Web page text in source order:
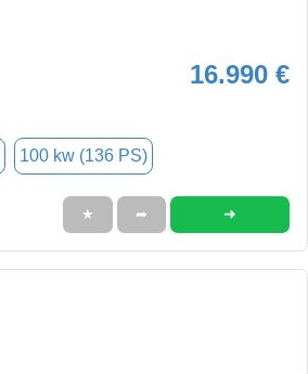
16.990 €
100 kw (136 PS)
★ ➦ ➜